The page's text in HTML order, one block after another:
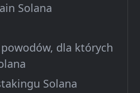
Solana
dla których
Solana